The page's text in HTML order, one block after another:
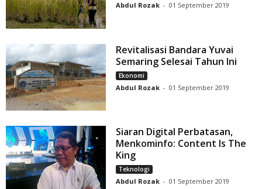
Abdul Rozak - 01 September 2019
Revitalisasi Bandara Yuvai
Semaring Selesai Tahun Ini
Ekonomi
Abdul Rozak - 01 September 2019
Siaran Digital Perbatasan,
Menkominfo: Content Is The
King
Teknologi
Abdul Rozak - 01 September 2019